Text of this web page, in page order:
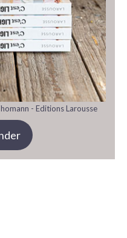
- Editions Larousse